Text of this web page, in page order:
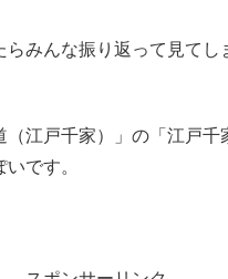
らみんな振り返って見てし
（江戸千家）」の「江戸千
です。